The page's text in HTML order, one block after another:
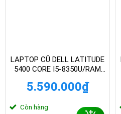
LAPTOP CŨ DELL LATITUDE
5400 CORE I5-8350U/RAM
INCH
5.590.000₫
Còn hàng